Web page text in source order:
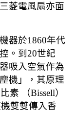
菱電風扇亦面
器於1860年代
。到20世紀
吸入空氣作為
機」，其原理
素 （Bissell）
雙雙傳入香